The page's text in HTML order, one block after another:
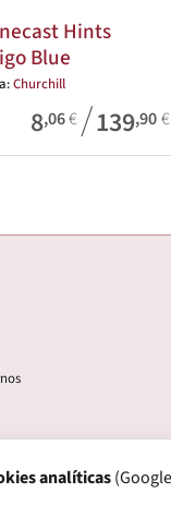
Hints
Blue
Churchill
8,06€/139,90€
analíticas